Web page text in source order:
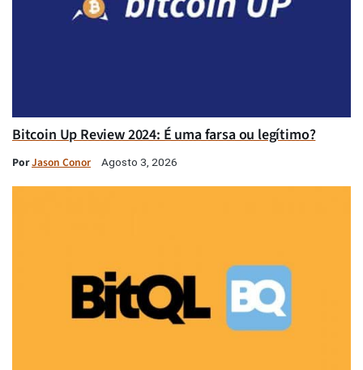
Bitcoin Up Review 2024: É uma farsa ou legítimo?
PorJason Conor Agosto 3, 2026